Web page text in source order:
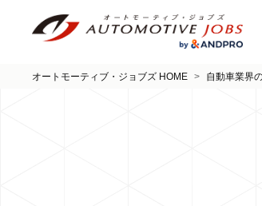
オートモーティブ・ジョブズ HOME > 自動車業界